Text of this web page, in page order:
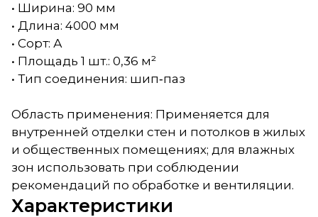
• Ширина: 90 мм
• Длина: 4000 мм
• Сорт: А
• Площадь 1 шт.: 0,36 м²
• Тип соединения: шип‑паз
Область применения: Применяется для
внутренней отделки стен и потолков в жилых
и общественных помещениях; для влажных
зон использовать при соблюдении
рекомендаций по обработке и вентиляции.
Характеристики